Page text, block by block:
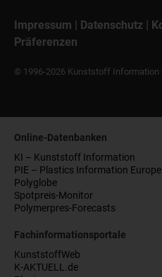
Impressum | Datenschutz |
Präferenzen
© 1996-2026 Kunststoff Information
Online-Datenbanken
KI – Kunststoff Information
PIE – Plastics Information Europe
Polyglobe
Spotpreis-Monitor
Polymerpres-Forecasts
Fachinformationsportale
KunststoffWeb
K-AKTUELL.de